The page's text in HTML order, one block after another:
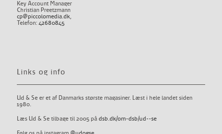
Key Account Manager
Christian Preetzmann
cp@piccolomedia.dk,
Telefon: 42680845
Links og info
Ud & Se er et af Danmarks største magasiner. Læst i hele landet siden
1980.
Læs Ud & Se tilbage til 2005 på dsb.dk/om-dsb/ud--se